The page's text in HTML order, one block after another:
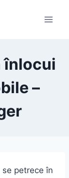
înlocui
–
petrece în